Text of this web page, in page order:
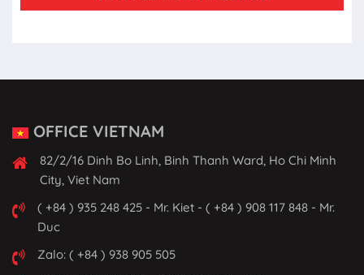
OFFICE VIETNAM
82/2/16 Dinh Bo Linh, Binh Thanh Ward, Ho Chi Minh
City, Viet Nam
( +84 ) 935 248 425 - Mr. Kiet - ( +84 ) 908 117 848 - Mr.
Duc
Zalo: ( +84 ) 938 905 505